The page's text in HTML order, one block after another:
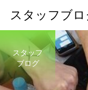
スタッフブ
スタッフ
ブログ